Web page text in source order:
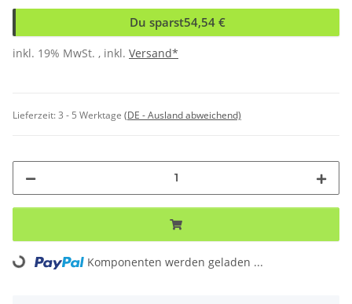
Du sparst54,54 €
inkl. 19% MwSt. , inkl. Versand*
Lieferzeit:3 - 5 Werktage (DE - Ausland abweichend)
Loading... Komponenten werden geladen ...